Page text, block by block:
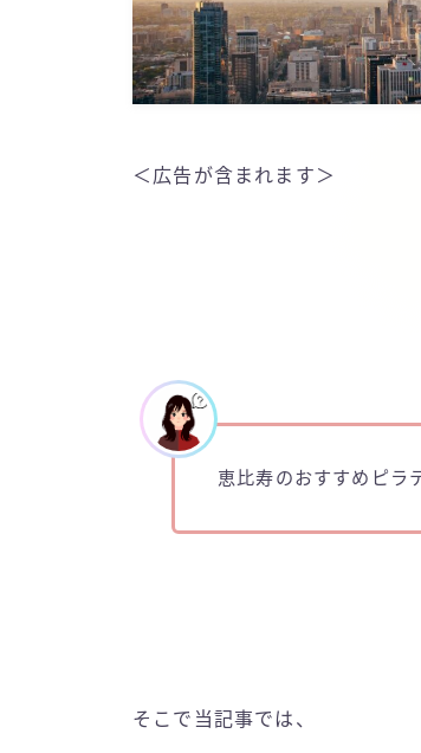
＜広告が含まれます＞
恵比寿のおすすめピラ
そこで当記事では、